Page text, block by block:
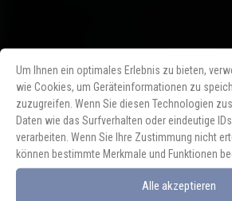
Um Ihnen ein optimales Erlebnis zu bieten,
wie Cookies, um Geräteinformationen zu
zuzugreifen. Wenn Sie diesen Technologien
Daten wie das Surfverhalten oder eindeutige
verarbeiten. Wenn Sie Ihre Zustimmung nicht
können bestimmte Merkmale und Funktionen
Alle akzeptieren
Vorheriger Beitrag
Zurück zur